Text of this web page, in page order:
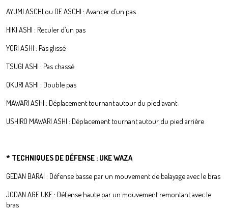
AYUMI ASCHI ou DE ASCHI : Avancer d’un pas
HIKI ASHI : Reculer d’un pas
YORI ASHI : Pas glissé
TSUGI ASHI : Pas chassé
OKURI ASHI : Double pas
MAWARI ASHI : Déplacement tournant autour du pied avant
USHIRO MAWARI ASHI : Déplacement tournant autour du pied arrière
* TECHNIQUES DE DÉFENSE : UKE WAZA
GEDAN BARAI : Défense basse par un mouvement de balayage avec le bras
JODAN AGE UKE : Défense haute par un mouvement remontant avec le
bras